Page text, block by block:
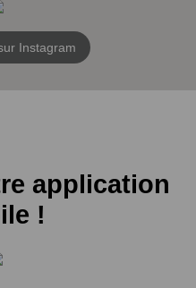
Instagram
application
!